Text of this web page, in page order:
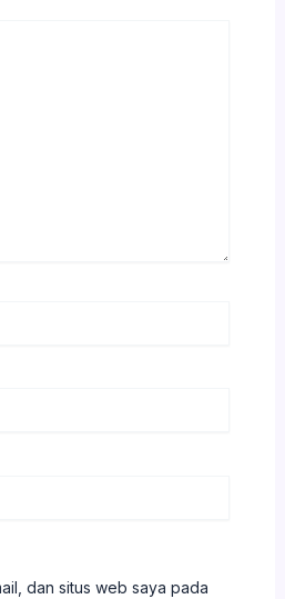
dan situs web saya pada